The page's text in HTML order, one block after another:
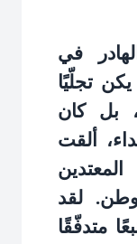
في
تجلّيًا
بل كان
ألقت
لقد
متدفّقًا